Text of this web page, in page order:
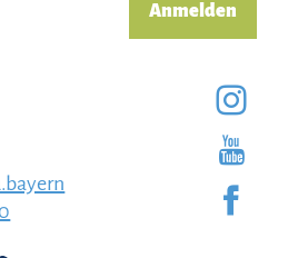
Anmelden